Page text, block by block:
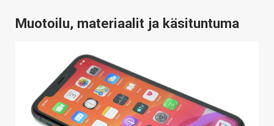
Muotoilu, materiaalit ja käsituntuma